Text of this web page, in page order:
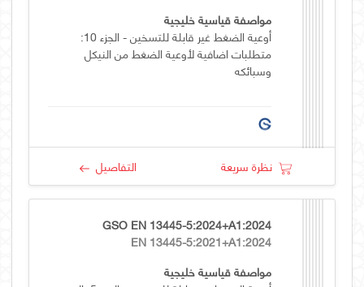
مواصفة قياسية خليجية
أوعية الضغط غير قابلة للتسخين - الجزء 10:
متطلبات اضافية لأوعية الضغط من النيكل
وسبائكه
نظرة سريعة التفاصيل
GSO EN 13445-5:2024+A1:2024
EN 13445-5:2021+A1:2024
مواصفة قياسية خليجية